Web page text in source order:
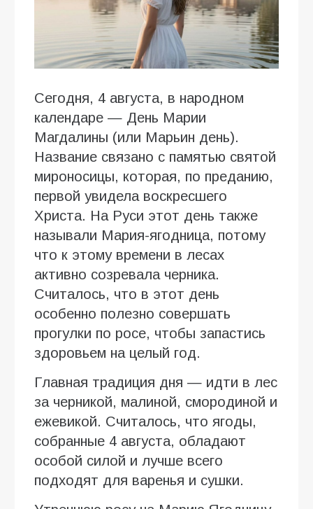
Сегодня, 4 августа, в народном
календаре — День Марии
Магдалины (или Марьин день).
Название связано с памятью святой
мироносицы, которая, по преданию,
первой увидела воскресшего
Христа. На Руси этот день также
называли Мария-ягодница, потому
что к этому времени в лесах
активно созревала черника.
Считалось, что в этот день
особенно полезно совершать
прогулки по росе, чтобы запастись
здоровьем на целый год.
Главная традиция дня — идти в лес
за черникой, малиной, смородиной и
ежевикой. Считалось, что ягоды,
собранные 4 августа, обладают
особой силой и лучше всего
подходят для варенья и сушки.